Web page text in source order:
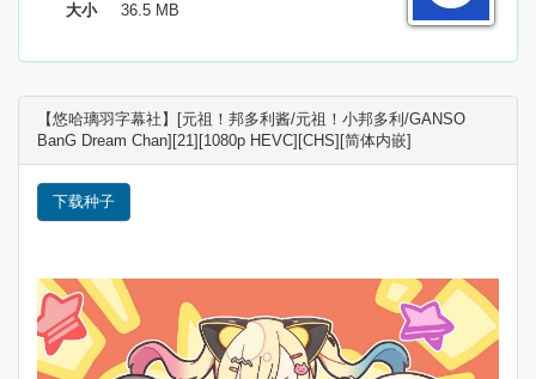
大小
36.5 MB
【悠哈璃羽字幕社】[元祖！邦多利酱/元祖！小邦多利/GANSO
BanG Dream Chan][21][1080p HEVC][CHS][简体内嵌]
下载种子